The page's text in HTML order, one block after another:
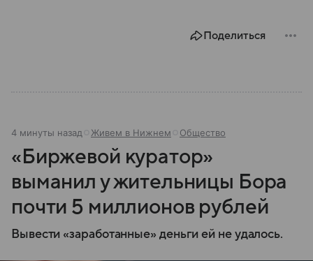
Поделиться
4 минуты назад Живем в Нижнем Общество
«Биржевой куратор»
выманил у жительницы Бора
почти 5 миллионов рублей
Вывести «заработанные» деньги ей не удалось.